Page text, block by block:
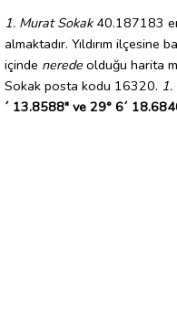
1. Murat Sokak40.187183
almaktadır. Yıldırım ilçesine
içinde nerede olduğu harita
Sokak posta kodu 16320. 1.
´ 13.8588" ve 29° 6´